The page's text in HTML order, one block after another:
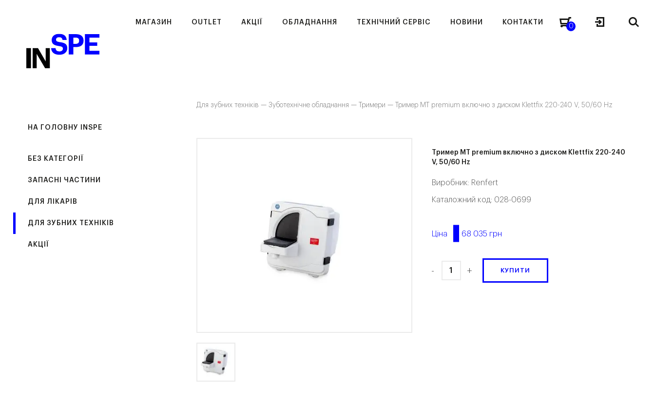
МАГАЗИН OUTLET АКЦІЇ ОБЛАДНАННЯ ТЕХНІЧНИЙ СЕРВІС НОВИНИ КОНТАКТИ
0
НА ГОЛОВНУ INSPE
БЕЗ КАТЕГОРІЇ
ЗАПАСНІ ЧАСТИНИ
ДЛЯ ЛІКАРІВ
ДЛЯ ЗУБНИХ ТЕХНІКІВ
АКЦІЇ
Для зубних техніків —Зуботехнічне обладнання — Тримери — Тример MT premium включно з диском Klettfix 220-240 V, 50/60 Hz
Тример MT premium включно з диском Klettfix 220-240
V, 50/60 Hz
Виробник: Renfert
Каталожний код: 028-0699
Ціна 68 035 грн
- + КУПИТИ